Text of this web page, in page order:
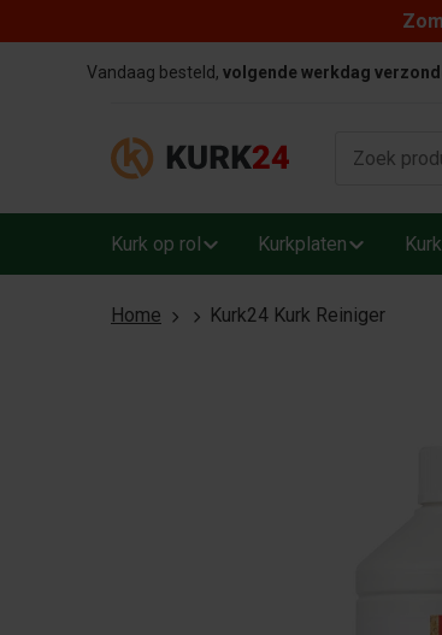
Vandaag besteld, volgende werkdag
Kurk op rol Kurkplaten
Home Kurk24 Kurk Reiniger